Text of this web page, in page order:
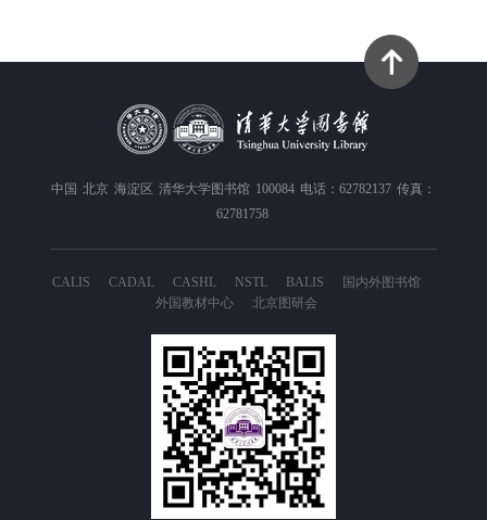
中国 北京 海淀区 清华大学图书馆 100084 电话：62782137 传真：
62781758
CALIS CADAL CASHL NSTL BALIS
国内外图书馆
外国教材中心
北京图研会